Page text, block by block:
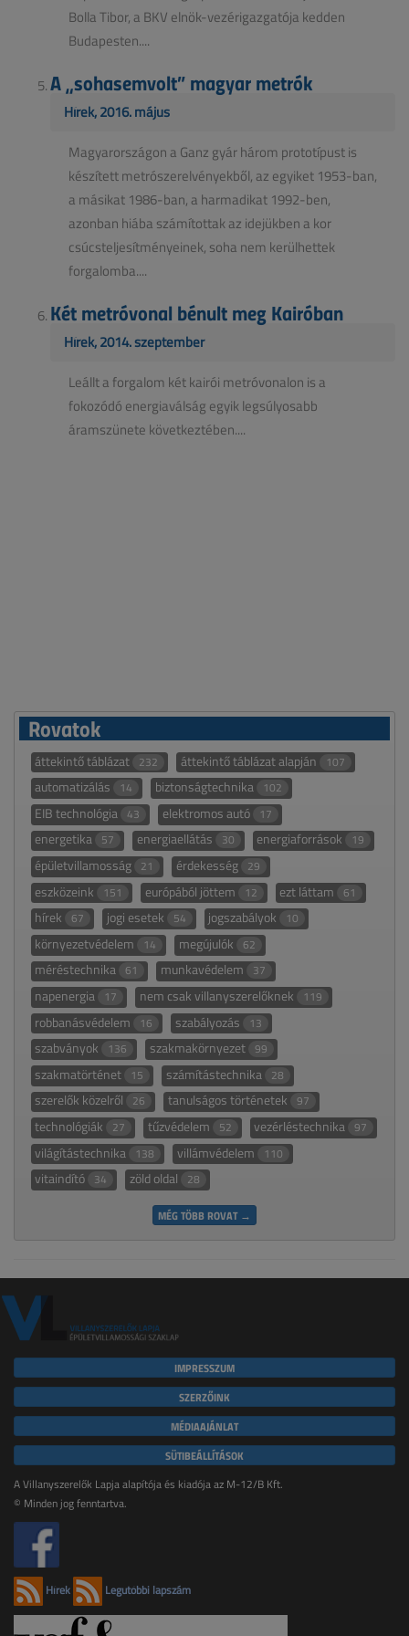
Bolla Tibor, a BKV elnök-vezérigazgatója kedden
Budapesten....
A „sohasemvolt” magyar metrók
Hírek, 2016. május
Magyarországon a Ganz gyár három prototípust is
készített metrószerelvényekből, az egyiket 1953-ban,
a másikat 1986-ban, a harmadikat 1992-ben,
azonban hiába számítottak az idejükben a kor
csúcsteljesítményeinek, soha nem kerülhettek
forgalomba....
Két metróvonal bénult meg Kairóban
Hírek, 2014. szeptember
Leállt a forgalom két kairói metróvonalon is a
fokozódó energiaválság egyik legsúlyosabb
áramszünete következtében....
Rovatok
áttekintő táblázat 232 áttekintő táblázat alapján 107
automatizálás 14 biztonságtechnika 102
EIB technológia 43 elektromos autó 17
energetika 57 energiaellátás 30 energiaforrások 19
épületvillamosság 21 érdekesség 29
eszközeink 151 európából jöttem 12 ezt láttam 61
hírek 67 jogi esetek 54 jogszabályok 10
környezetvédelem 14 megújulók 62
méréstechnika 61 munkavédelem 37
napenergia 17 nem csak villanyszerelőknek 119
robbanásvédelem 16 szabályozás 13
szabványok 136 szakmakörnyezet 99
szakmatörténet 15 számítástechnika 28
szerelők közelről 26 tanulságos történetek 97
technológiák 27 tűzvédelem 52 vezérléstechnika 97
világítástechnika 138 villámvédelem 110
vitaindító 34 zöld oldal 28
MÉG TÖBB ROVAT →
IMPRESSZUM
SZERZŐINK
MÉDIAAJÁNLAT
SÜTIBEÁLLÍTÁSOK
A Villanyszerelők Lapja alapítója és kiadója az M-12/B Kft.
© Minden jog fenntartva.
Hírek Legutóbbi lapszám